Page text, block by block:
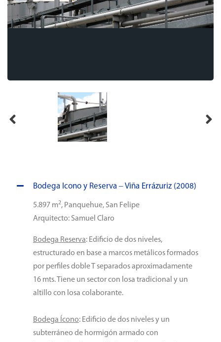
Bodega Icono y Reserva – Viña Errázuriz (2008)
5.897 m2, Panquehue, San Felipe
Arquitecto: Samuel Claro
Bodega Reserva: Edificio de dos niveles,
estructurado en base a marcos metálicos formados
por perfiles doble T separados aproximadamente
16 mts. Tiene un sector con losa tradicional y un
altillo con losa colaborante.
Bodega Ícono: Edificio de dos niveles y un
subterráneo de hormigón armado con